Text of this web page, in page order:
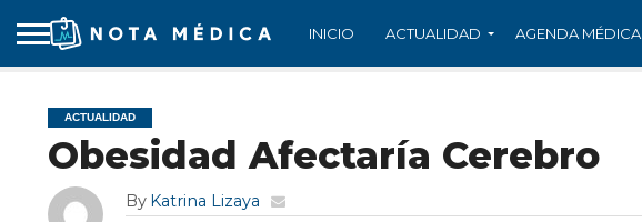
INICIO ACTUALIDAD AGENDA MÉDICA
ACTUALIDAD
Obesidad Afectaría Cerebro
By Katrina Lizaya